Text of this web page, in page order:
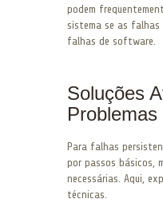
podem
sistema se as falhas
falhas de software.
Soluções
Para falhas
por passos básicos,
necessárias. Aqui,
técnicas.